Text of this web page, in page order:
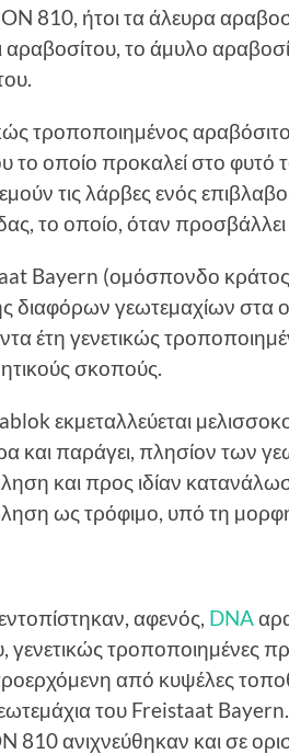
810, ήτοι τα άλευρα
αραβοσίτου, το άµυλο
τροποποιηµένος
το οποίο προκαλεί στο
τις λάρβες ενός
το οποίο, όταν προσβάλλει
Bayern (οµόσπονδο κράτος
διαφόρων γεωτεµαχίων στα
έτη γενετικώς
σκοπούς.
εκµεταλλεύεται
και παράγει, πλησίον των
και προς ιδίαν
ως τρόφιµο, υπό τη
αφενός, DNA
γενετικώς τροποποιηµένες
από κυψέλες
του Freistaat
810 ανιχνεύθηκαν και σε